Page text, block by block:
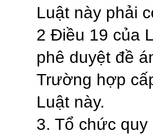
Luật này phải
2 Điều 19 của
phê duyệt đề
Trường hợp
Luật này.
3. Tổ chức